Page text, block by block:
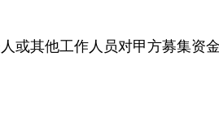
或其他工作人员对甲方募集资